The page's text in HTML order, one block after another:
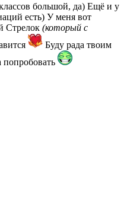
большой, да) Ещё и у
есть) У меня вот
Стрелок (который с
Буду рада твоим
попробовать